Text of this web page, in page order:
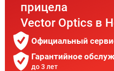
прицела
Vector Optics в
Официальный
Гарантийное
до 3 лет